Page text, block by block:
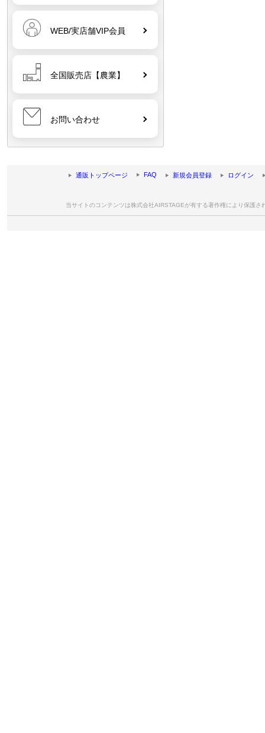
WEB/実店舗VIP会員
全国販売店【農業】
お問い合わせ
通販トップページ FAQ 新規会員登録 ログイン
当サイトのコンテンツは株式会社AIRSTAGEが有する著作権により保護